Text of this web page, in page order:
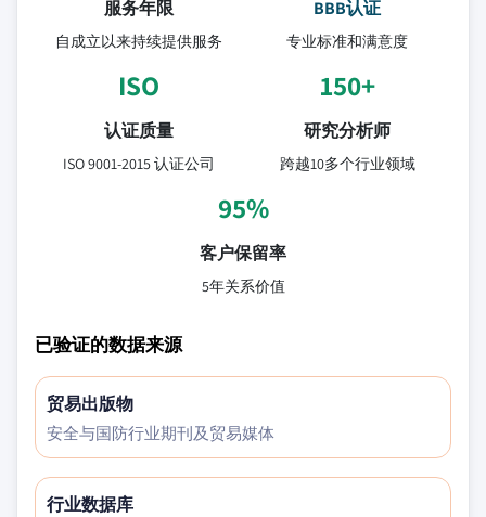
服务年限
自成立以来持续提供服务
BBB认证
专业标准和满意度
ISO
认证质量
ISO 9001-2015 认证公司
150+
研究分析师
跨越10多个行业领域
95%
客户保留率
5年关系价值
已验证的数据来源
贸易出版物
安全与国防行业期刊及贸易媒体
行业数据库